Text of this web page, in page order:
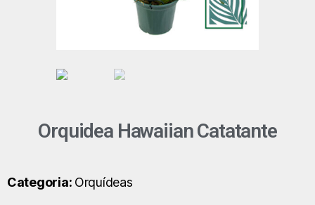
Orquidea Hawaiian Catatante
Categoria: Orquídeas